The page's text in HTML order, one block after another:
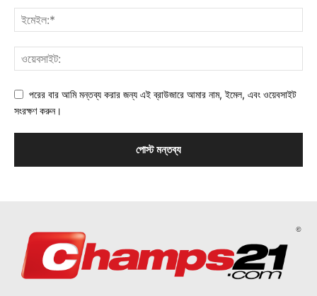
পরের বার আমি মন্তব্য করার জন্য এই ব্রাউজারে আমার নাম, ইমেল, এবং ওয়েবসাইট
সংরক্ষণ করুন।
©